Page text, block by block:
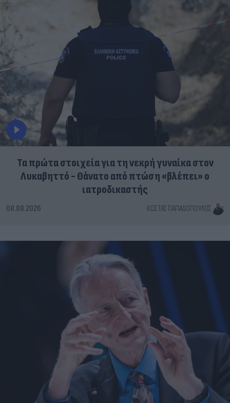
Τα πρώτα στοιχεία για τη νεκρή γυναίκα στον
Λυκαβηττό - Θάνατο από πτώση «βλέπει» ο
ιατροδικαστής
08.08.2026 ΚΏΣΤΑΣ ΠΑΠΑΔΌΠΟΥΛΟΣ